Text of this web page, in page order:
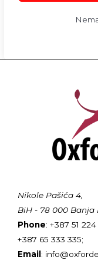
Nikole Pašića 4,
BiH - 78 000 Banja
Phone: +387 51
+387 65 333 335;
Email: